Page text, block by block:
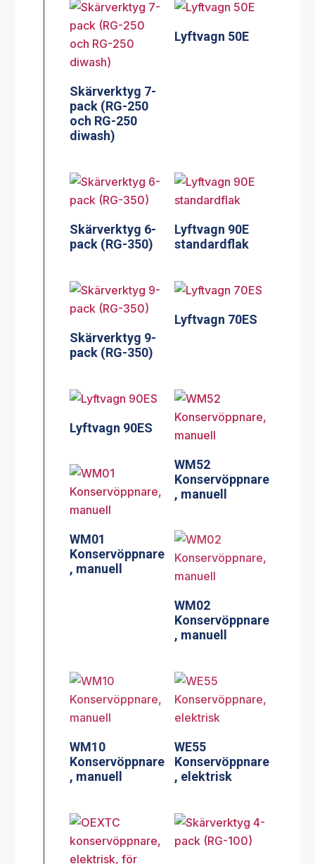
Skärverktyg 7-
pack (RG-250
och RG-250
diwash)
Lyftvagn 50E
Skärverktyg 6-
pack (RG-350)
Lyftvagn 90E
standardflak
Skärverktyg 9-
pack (RG-350)
Lyftvagn 70ES
Lyftvagn 90ES
WM52
Konservöppnare
, manuell
WM01
Konservöppnare
, manuell
WM02
Konservöppnare
, manuell
WM10
Konservöppnare
, manuell
WE55
Konservöppnare
, elektrisk